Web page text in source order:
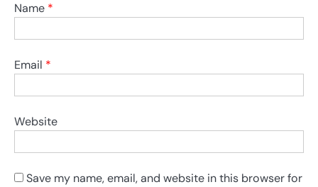
Name *
Email *
Website
Save my name, email, and website in this browser for